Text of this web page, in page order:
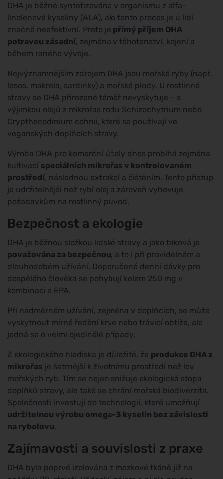
DHA je běžně syntetizována v organismu z alfa-
linolenové kyseliny (ALA), ale tento proces je u lidí
značně neefektivní. Proto je přímý příjem DHA
potravou zásadní, zejména v těhotenství, kojení a
během raného vývoje.
Nejvýznamnějším zdrojem DHA jsou mořské ryby (např.
losos, makrela, sardinky) a mořské plody. U rostlinné
stravy se DHA přirozeně téměř nevyskytuje – s
výjimkou olejů z mikrořas rodu Schizochytrium nebo
Crypthecodinium cohnii, které se používají ve
veganských doplňcích stravy.
Výroba DHA pro komerční účely dnes probíhá zejména
kultivací speciálních mikrořas v kontrolovaném
prostředí, následnou extrakcí a čištěním. Tento přístup
je udržitelnější než rybí olej a zároveň vyhovuje
požadavkům na rostlinný původ.
Bezpečnost a ekologie
DHA je běžnou složkou lidské stravy a jako taková je
považována za bezpečnou, a to i při pravidelném a
dlouhodobém užívání. Doporučené denní dávky pro
dospělého člověka se pohybují kolem 250 mg v
kombinaci s EPA.
Při nadměrném užívání, zejména v doplňcích, se může
vyskytnout mírné ředění krve nebo trávicí obtíže, ale
jedná se o velmi ojedinělé případy.
Z ekologického hlediska je důležité, že produkce DHA z
mikrořas je šetrnější k životnímu prostředí než lov
mořských ryb. Tím se nejen snižuje ekologická stopa
doplňků stravy, ale také se chrání mořská biodiverzita.
Společnosti investují do technologií, které umožňují
udržitelnou výrobu omega-3 kyselin bez závislosti
na rybolovu.
Zajímavosti a souvislosti z praxe
DHA byla poprvé izolována z mozkové tkáně již na